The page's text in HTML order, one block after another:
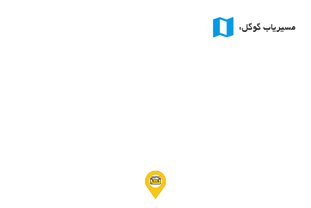
مسیریاب گوگل: map